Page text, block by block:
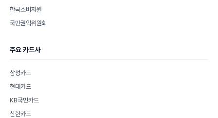
한국소비자원
국민권익위원회
주요 카드사
삼성카드
현대카드
KB국민카드
신한카드